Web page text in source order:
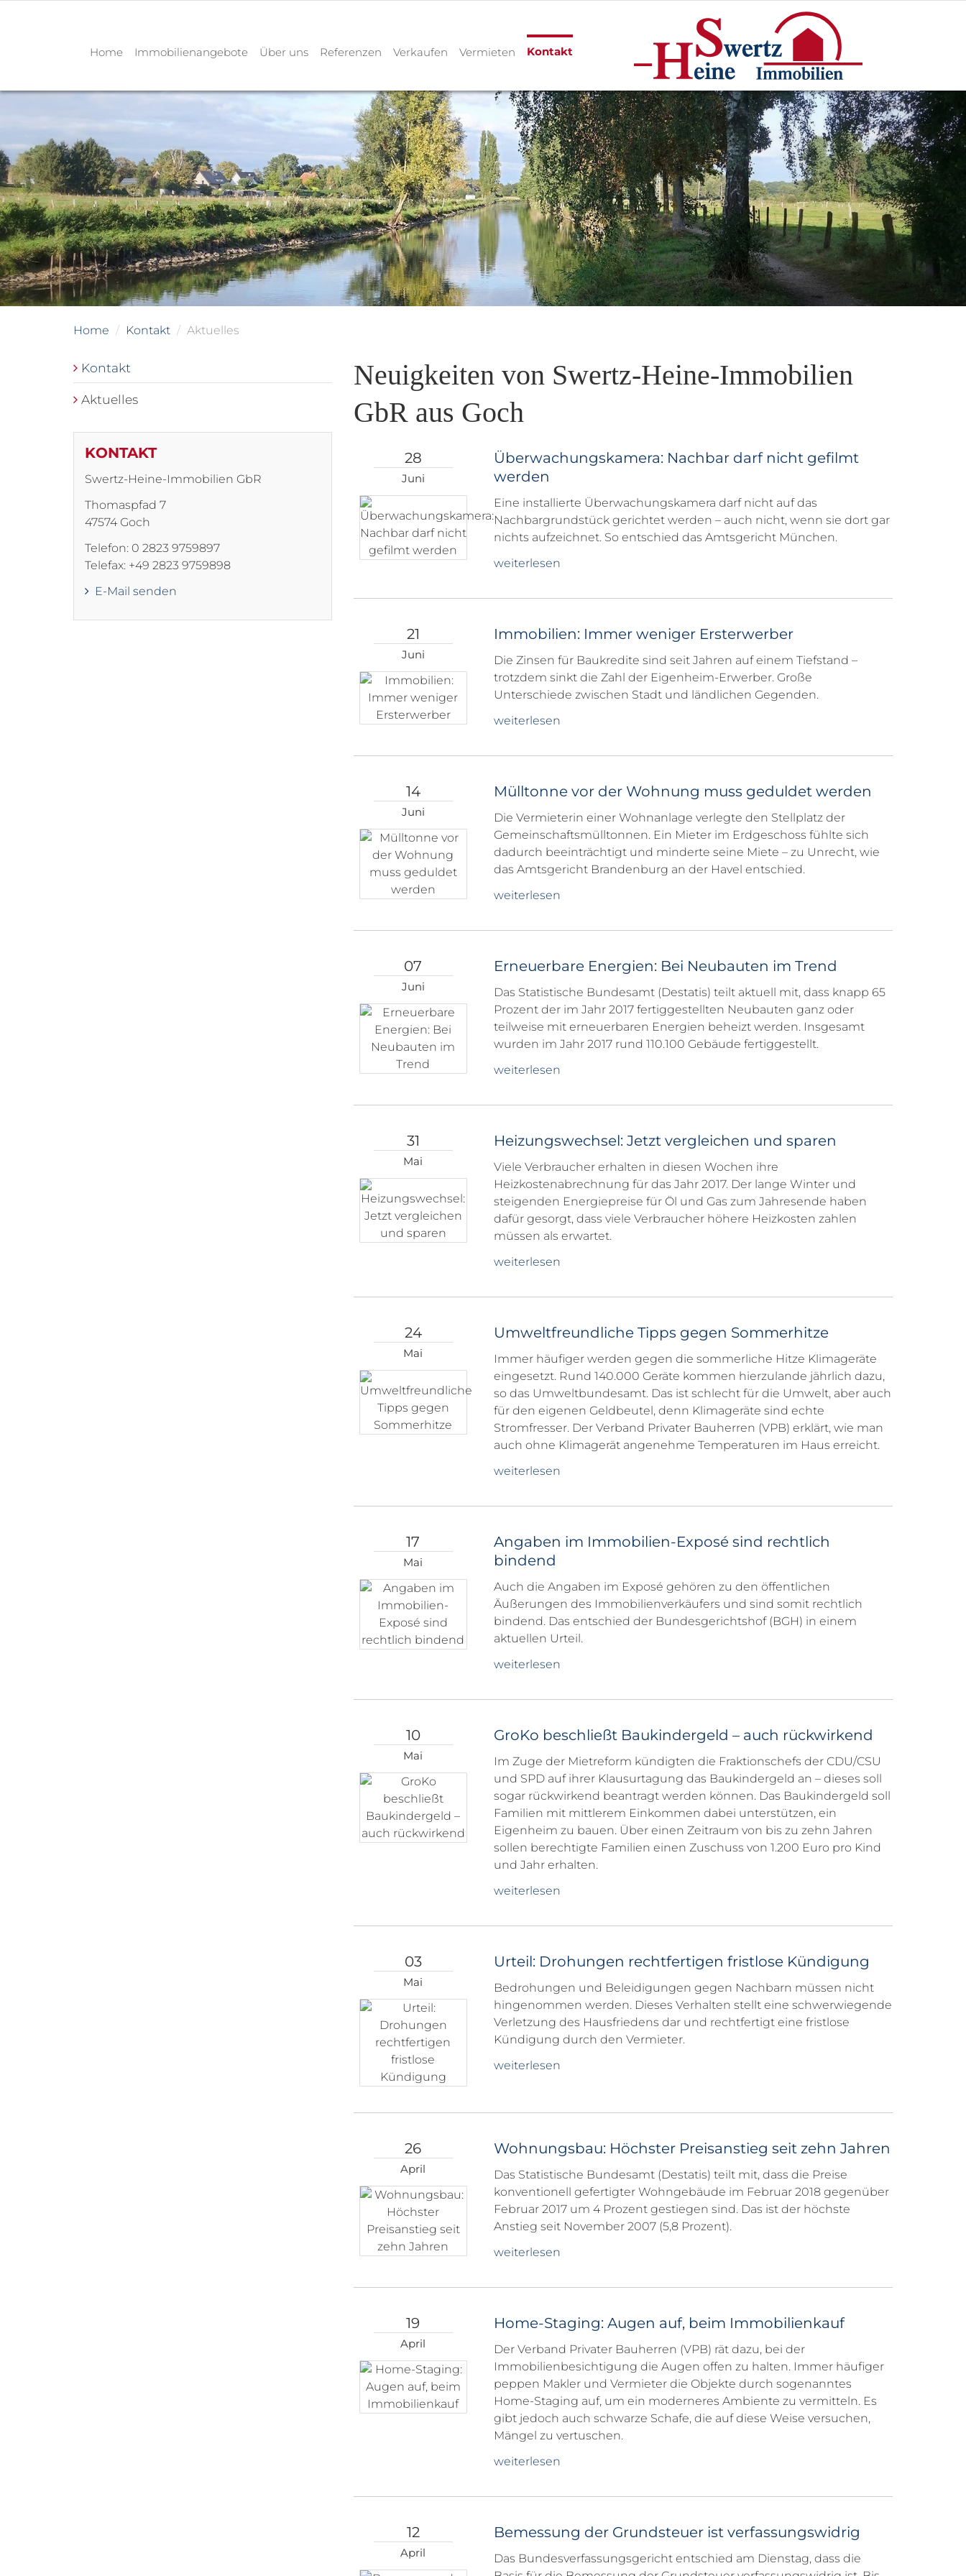
Home Immobilienangebote Über uns Referenzen Verkaufen Vermieten Kontakt
Home Kontakt Aktuelles
Neuigkeiten von Swertz-Heine-Immobilien
GbR aus Goch
28
Juni
Überwachungskamera: Nachbar darf nicht gefilmt
werden
Eine installierte Überwachungskamera darf nicht auf das
Nachbargrundstück gerichtet werden – auch nicht, wenn sie dort gar
nichts aufzeichnet. So entschied das Amtsgericht München.
weiterlesen
21
Juni
Immobilien: Immer weniger Ersterwerber
Die Zinsen für Baukredite sind seit Jahren auf einem Tiefstand –
trotzdem sinkt die Zahl der Eigenheim-Erwerber. Große
Unterschiede zwischen Stadt und ländlichen Gegenden.
weiterlesen
14
Juni
Mülltonne vor der Wohnung muss geduldet werden
Die Vermieterin einer Wohnanlage verlegte den Stellplatz der
Gemeinschaftsmülltonnen. Ein Mieter im Erdgeschoss fühlte sich
dadurch beeinträchtigt und minderte seine Miete – zu Unrecht, wie
das Amtsgericht Brandenburg an der Havel entschied.
weiterlesen
07
Juni
Erneuerbare Energien: Bei Neubauten im Trend
Das Statistische Bundesamt (Destatis) teilt aktuell mit, dass knapp 65
Prozent der im Jahr 2017 fertiggestellten Neubauten ganz oder
teilweise mit erneuerbaren Energien beheizt werden. Insgesamt
wurden im Jahr 2017 rund 110.100 Gebäude fertiggestellt.
weiterlesen
31
Mai
Heizungswechsel: Jetzt vergleichen und sparen
Viele Verbraucher erhalten in diesen Wochen ihre
Heizkostenabrechnung für das Jahr 2017. Der lange Winter und
steigenden Energiepreise für Öl und Gas zum Jahresende haben
dafür gesorgt, dass viele Verbraucher höhere Heizkosten zahlen
müssen als erwartet.
weiterlesen
24
Mai
Umweltfreundliche Tipps gegen Sommerhitze
Immer häufiger werden gegen die sommerliche Hitze Klimageräte
eingesetzt. Rund 140.000 Geräte kommen hierzulande jährlich dazu,
so das Umweltbundesamt. Das ist schlecht für die Umwelt, aber auch
für den eigenen Geldbeutel, denn Klimageräte sind echte
Stromfresser. Der Verband Privater Bauherren (VPB) erklärt, wie man
auch ohne Klimagerät angenehme Temperaturen im Haus erreicht.
weiterlesen
17
Mai
Angaben im Immobilien-Exposé sind rechtlich
bindend
Auch die Angaben im Exposé gehören zu den öffentlichen
Äußerungen des Immobilienverkäufers und sind somit rechtlich
bindend. Das entschied der Bundesgerichtshof (BGH) in einem
aktuellen Urteil.
weiterlesen
10
Mai
GroKo beschließt Baukindergeld – auch rückwirkend
Im Zuge der Mietreform kündigten die Fraktionschefs der CDU/CSU
und SPD auf ihrer Klausurtagung das Baukindergeld an – dieses soll
sogar rückwirkend beantragt werden können. Das Baukindergeld soll
Familien mit mittlerem Einkommen dabei unterstützen, ein
Eigenheim zu bauen. Über einen Zeitraum von bis zu zehn Jahren
sollen berechtigte Familien einen Zuschuss von 1.200 Euro pro Kind
und Jahr erhalten.
weiterlesen
03
Mai
Urteil: Drohungen rechtfertigen fristlose Kündigung
Bedrohungen und Beleidigungen gegen Nachbarn müssen nicht
hingenommen werden. Dieses Verhalten stellt eine schwerwiegende
Verletzung des Hausfriedens dar und rechtfertigt eine fristlose
Kündigung durch den Vermieter.
weiterlesen
26
April
Wohnungsbau: Höchster Preisanstieg seit zehn Jahren
Das Statistische Bundesamt (Destatis) teilt mit, dass die Preise
konventionell gefertigter Wohngebäude im Februar 2018 gegenüber
Februar 2017 um 4 Prozent gestiegen sind. Das ist der höchste
Anstieg seit November 2007 (5,8 Prozent).
weiterlesen
19
April
Home-Staging: Augen auf, beim Immobilienkauf
Der Verband Privater Bauherren (VPB) rät dazu, bei der
Immobilienbesichtigung die Augen offen zu halten. Immer häufiger
peppen Makler und Vermieter die Objekte durch sogenanntes
Home-Staging auf, um ein moderneres Ambiente zu vermitteln. Es
gibt jedoch auch schwarze Schafe, die auf diese Weise versuchen,
Mängel zu vertuschen.
weiterlesen
12
April
Bemessung der Grundsteuer ist verfassungswidrig
Das Bundesverfassungsgericht entschied am Dienstag, dass die
Kontakt
Aktuelles
KONTAKT
Swertz-Heine-Immobilien GbR
Thomaspfad 7
47574 Goch
Telefon: 0 2823 9759897
Telefax: +49 2823 9759898
E-Mail senden